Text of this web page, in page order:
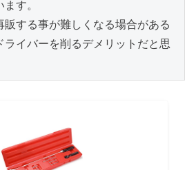
す。
する事が難しくなる場合がある
ライバーを削るデメリットだと思